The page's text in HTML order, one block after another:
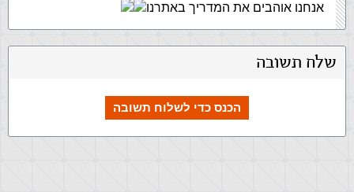
אנחנו אוהבים את המדריך באתרנו
שלח תשובה
הכנס כדי לשלוח תשובה